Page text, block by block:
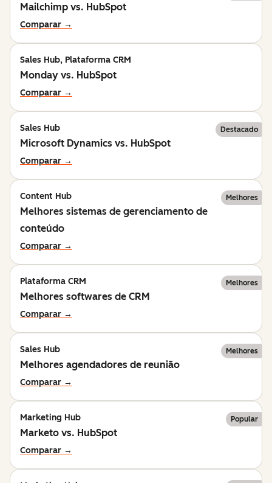
Mailchimp vs. HubSpot
Comparar →
Sales Hub, Plataforma CRM
Monday vs. HubSpot
Comparar →
Sales Hub Destacado
Microsoft Dynamics vs. HubSpot
Comparar →
Content Hub Melhores
Melhores sistemas de gerenciamento de
conteúdo
Comparar →
Plataforma CRM Melhores
Melhores softwares de CRM
Comparar →
Sales Hub Melhores
Melhores agendadores de reunião
Comparar →
Marketing Hub Popular
Marketo vs. HubSpot
Comparar →